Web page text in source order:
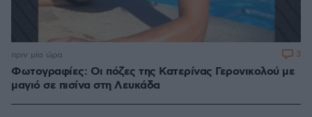
Φωτογραφίες: Οι πόζες της Κατερίνας Γερονικολού με
μαγιό σε πισίνα στη Λευκάδα
πριν μία ώρα 3